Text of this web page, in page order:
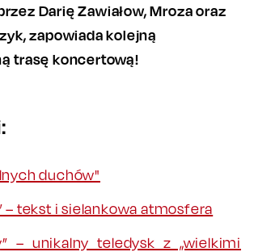
Darię Zawiałow, Mroza oraz
zapowiada kolejną
trasę koncertową!
duchów"
– tekst i sielankowa atmosfera
– unikalny teledysk z „wielkimi